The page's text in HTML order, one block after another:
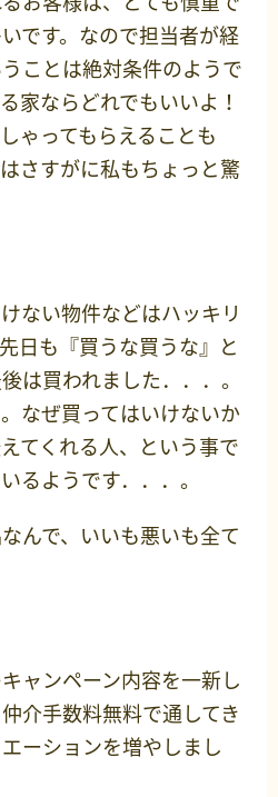
です。なので担当者が経
ことは絶対条件のようで
家ならどれでもいいよ！
ゃってもらえることも
さすがに私もちょっと驚
ない物件などはハッキリ
日も『買うな買うな』と
は買われました．．．。
なぜ買ってはいけないか
てくれる人、という事で
るようです．．．。
んで、いいも悪いも全て
ャンペーン内容を一新し
介手数料無料で通してき
ーションを増やしまし